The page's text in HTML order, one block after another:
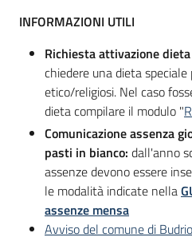
INFORMAZIONI UTILI
Richiesta attivazione
chiedere una dieta
etico/religiosi. Nel caso
dieta compilare il modulo "
Comunicazione assenza
pasti in bianco: dall'anno
assenze devono essere
le modalità indicate nella
assenze mensa
Avviso del comune di Budrio